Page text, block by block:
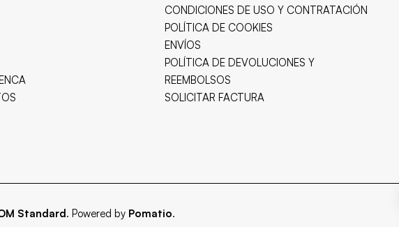
CONDICIONES DE USO Y CONTRATACIÓN
POLÍTICA DE COOKIES
ENVÍOS
POLÍTICA DE DEVOLUCIONES Y
REEMBOLSOS
SOLICITAR FACTURA
Standard. Powered by Pomatio.